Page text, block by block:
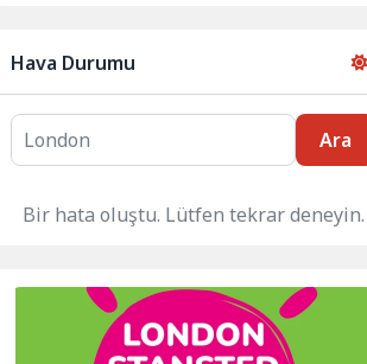
Hava Durumu
Ara
Bir hata oluştu. Lütfen tekrar deneyin.